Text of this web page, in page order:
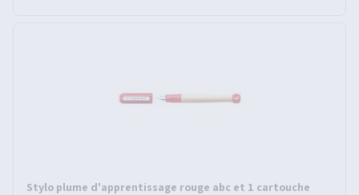
Stylo plume d'apprentissage rouge abc et 1 cartouche